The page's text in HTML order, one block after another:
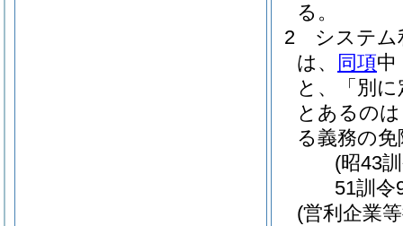
る。
2
システム
は、
同項中
と、「別
とあるの
る義務の
(昭43
51訓令
(営利企業